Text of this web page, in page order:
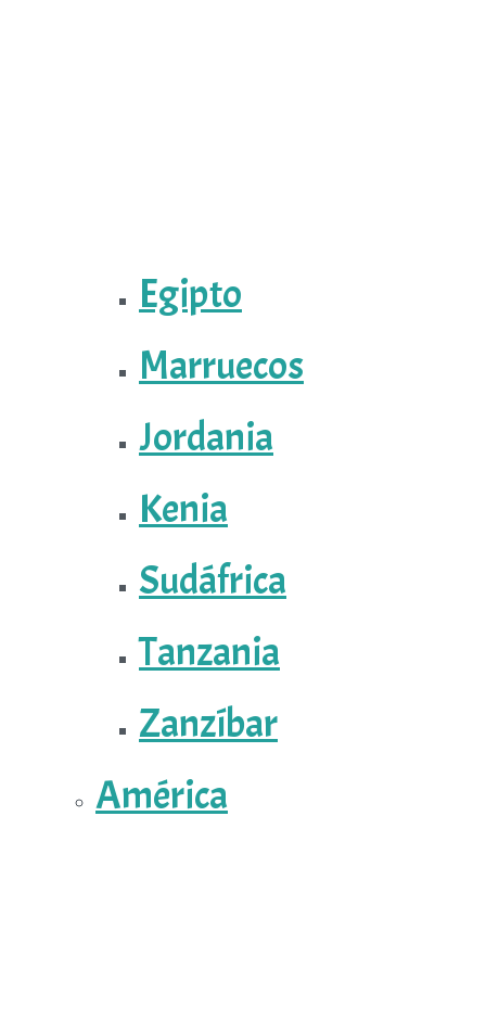
Egipto
Marruecos
Jordania
Kenia
Sudáfrica
Tanzania
Zanzíbar
América